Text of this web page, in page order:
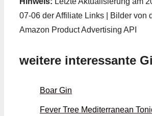
07-06 der Affiliate Links | Bilder von
Amazon Product Advertising API
weitere interessante
Boar Gin
Fever Tree Mediterranean